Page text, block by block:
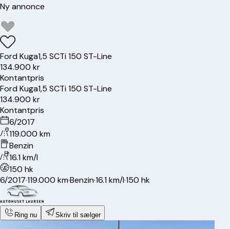
Ny annonce
FordKuga1,5 SCTi 150 ST-Line
134.900 kr
Kontantpris
FordKuga1,5 SCTi 150 ST-Line
134.900 kr
Kontantpris
6/2017
119.000 km
Benzin
16.1 km/l
150 hk
6/2017·119.000 km·Benzin·16.1 km/l·150 hk
Ring nu Skriv til sælger